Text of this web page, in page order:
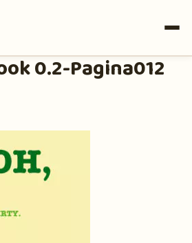
0.2-Pagina012